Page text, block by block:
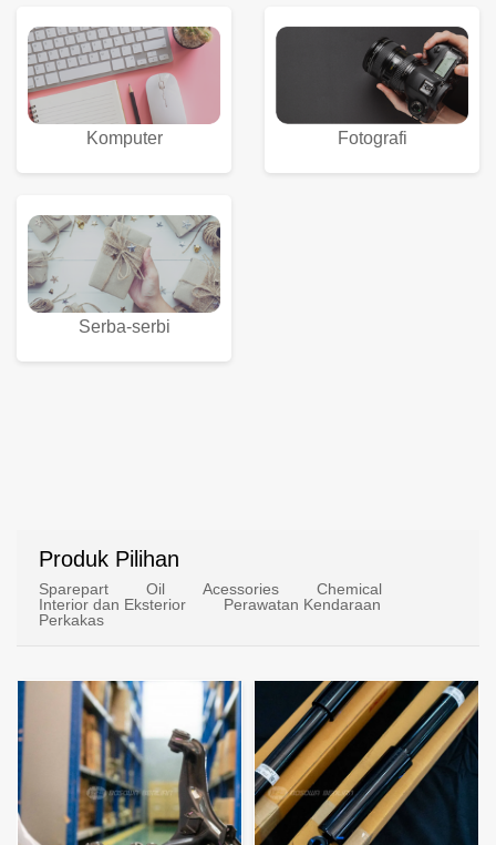
Komputer Fotografi
Serba-serbi
Produk Pilihan
Sparepart Oil Acessories
Chemical
Interior dan Eksterior
Perawatan Kendaraan
Perkakas